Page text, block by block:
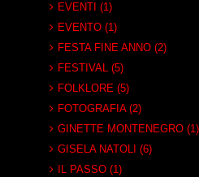
EVENTI (1)
EVENTO (1)
FESTA FINE ANNO (2)
FESTIVAL (5)
FOLKLORE (5)
FOTOGRAFIA (2)
GINETTE MONTENEGRO (1)
GISELA NATOLI (6)
IL PASSO (1)